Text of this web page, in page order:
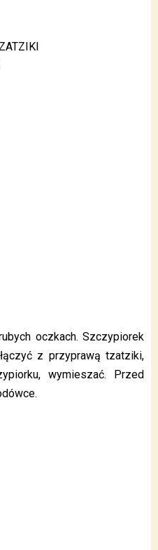
oczkach. Szczypiorek
z przyprawą tzatziki,
wymieszać. Przed